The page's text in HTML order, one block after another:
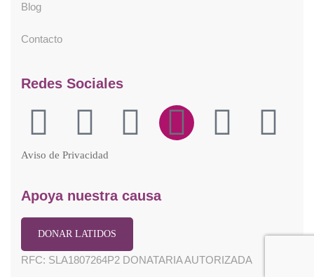
Blog
Contacto
Redes Sociales
Aviso de Privacidad
Apoya nuestra causa
DONAR LATIDOS
RFC: SLA1807264P2 DONATARIA AUTORIZADA